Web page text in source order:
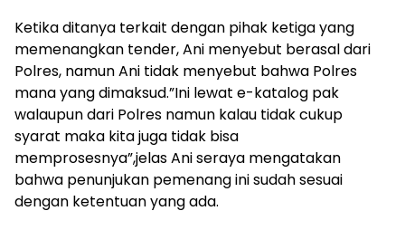
Ketika ditanya terkait dengan pihak ketiga yang
memenangkan tender, Ani menyebut berasal dari
Polres, namun Ani tidak menyebut bahwa Polres
mana yang dimaksud.”Ini lewat e-katalog pak
walaupun dari Polres namun kalau tidak cukup
syarat maka kita juga tidak bisa
memprosesnya”,jelas Ani seraya mengatakan
bahwa penunjukan pemenang ini sudah sesuai
dengan ketentuan yang ada.